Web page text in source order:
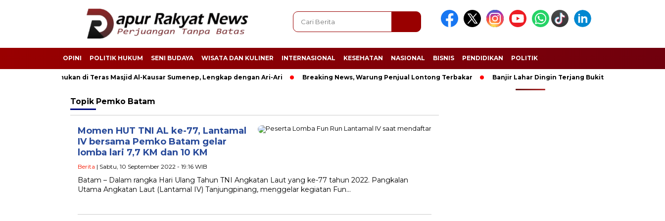
OPINI POLITIK HUKUM SENI BUDAYA WISATA DAN KULINER INTERNASIONAL KESEHATAN NASIONAL BISNIS PENDIDIKAN POLITIK
Laki-Laki Ditemukan di Teras Masjid Al-Kausar Sumenep, Lengkap dengan Ari-Ari Breaking News, Warung Penjual Lontong Terbakar Banjir Lahar Dingin Terjang Bukittinggi dan Padang
Topik Pemko Batam
Momen HUT TNI AL ke-77, Lantamal
IV bersama Pemko Batam gelar
lomba lari 7,7 KM dan 10 KM
Berita | Sabtu, 10 September 2022 - 19:16 WIB
Batam – Dalam rangka Hari Ulang Tahun TNI Angkatan Laut yang ke-77 tahun 2022. Pangkalan
Utama Angkatan Laut (Lantamal IV) Tanjungpinang, menggelar kegiatan Fun…